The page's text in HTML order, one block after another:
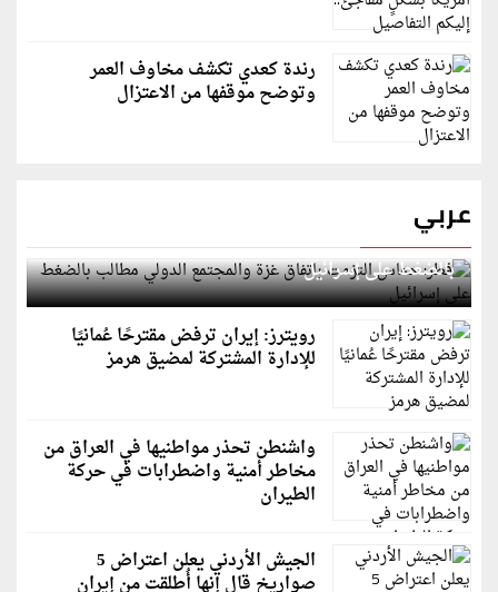
رندة كعدي تكشف مخاوف العمر
وتوضح موقفها من الاعتزال
عربي
قطر: حماس التزمت باتفاق غزة والمجتمع الدولي مطالب
بالضغط على إسرائيل
رويترز: إيران ترفض مقترحًا عُمانيًا
للإدارة المشتركة لمضيق هرمز
واشنطن تحذر مواطنيها في العراق من
مخاطر أمنية واضطرابات في حركة
الطيران
الجيش الأردني يعلن اعتراض 5
صواريخ قال إنها أُطلقت من إيران